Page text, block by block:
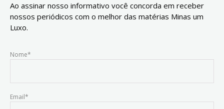
Ao assinar nosso informativo você concorda em receber
nossos periódicos com o melhor das matérias Minas um
Luxo.
Nome*
Email*